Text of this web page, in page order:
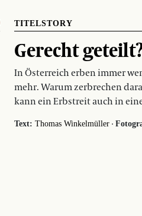
TITELSTORY
Gerecht
In Österreich erben immer
mehr. Warum zerbrechen
kann ein Erbstreit auch in
Text: Thomas Winkelmüller ·